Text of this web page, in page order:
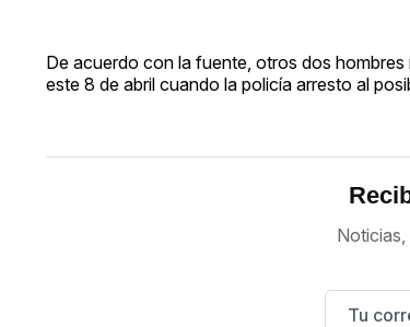
De acuerdo con la fuente, otros dos
este 8 de abril cuando la policía arresto al
Noticias,